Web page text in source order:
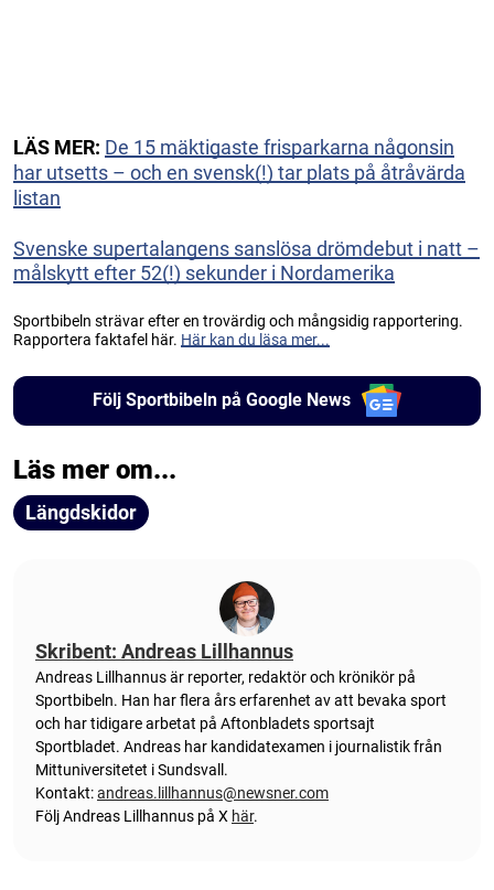
LÄS MER: De 15 mäktigaste frisparkarna någonsin
har utsetts – och en svensk(!) tar plats på åtråvärda
listan
Svenske supertalangens sanslösa drömdebut i natt –
målskytt efter 52(!) sekunder i Nordamerika
Sportbibeln strävar efter en trovärdig och mångsidig rapportering.
Rapportera faktafel här. Här kan du läsa mer...
Följ Sportbibeln på Google News
Läs mer om...
Längdskidor
Skribent: Andreas Lillhannus
Andreas Lillhannus är reporter, redaktör och krönikör på
Sportbibeln. Han har flera års erfarenhet av att bevaka sport
och har tidigare arbetat på Aftonbladets sportsajt
Sportbladet. Andreas har kandidatexamen i journalistik från
Mittuniversitetet i Sundsvall.
Kontakt:andreas.lillhannus@newsner.com
Följ Andreas Lillhannus på X här.